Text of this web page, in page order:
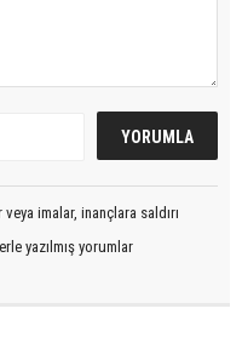
imalar, inançlara saldırı
yazılmış yorumlar